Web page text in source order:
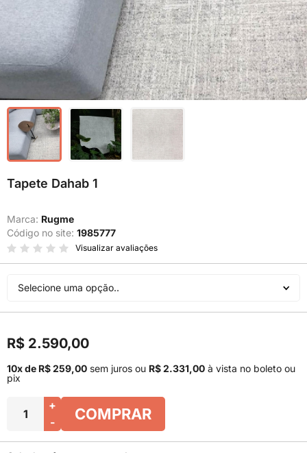
Tapete Dahab 1
Marca: Rugme
Código no site: 1985777
Visualizar avaliações
Selecione uma opção..
R$ 2.590,00
10x de R$ 259,00 sem juros ou R$ 2.331,00 à vista no boleto ou
pix
+
-
COMPRAR